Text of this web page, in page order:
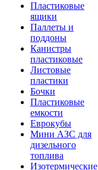
Пластиковые
ящики
Паллеты и
поддоны
Канистры
пластиковые
Листовые
пластики
Бочки
Пластиковые
емкости
Еврокубы
Мини АЗС для
дизельного
топлива
Изотермические